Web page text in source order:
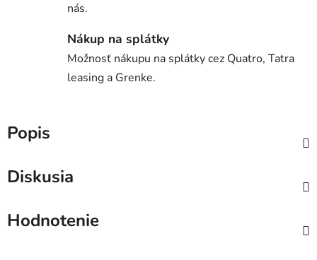
nás.
Nákup na splátky
Možnosť nákupu na splátky cez Quatro, Tatra
leasing a Grenke.
Popis
Diskusia
Hodnotenie